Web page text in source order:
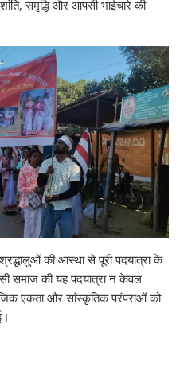
समृद्धि और आपसी भाईचारे की
की आस्था से पूरी पदयात्रा के
समाज की यह पदयात्रा न केवल
एकता और सांस्कृतिक परंपराओं को